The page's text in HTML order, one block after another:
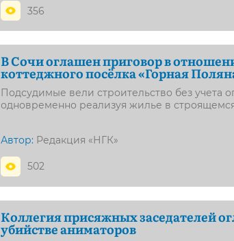
356
В Сочи оглашен приговор в
коттеджного посёлка «Горная
Подсудимые вели строительство без учета
одновременно реализуя жилье в
Автор: Редакция «НГК»
502
Коллегия присяжных заседателей
убийстве аниматоров